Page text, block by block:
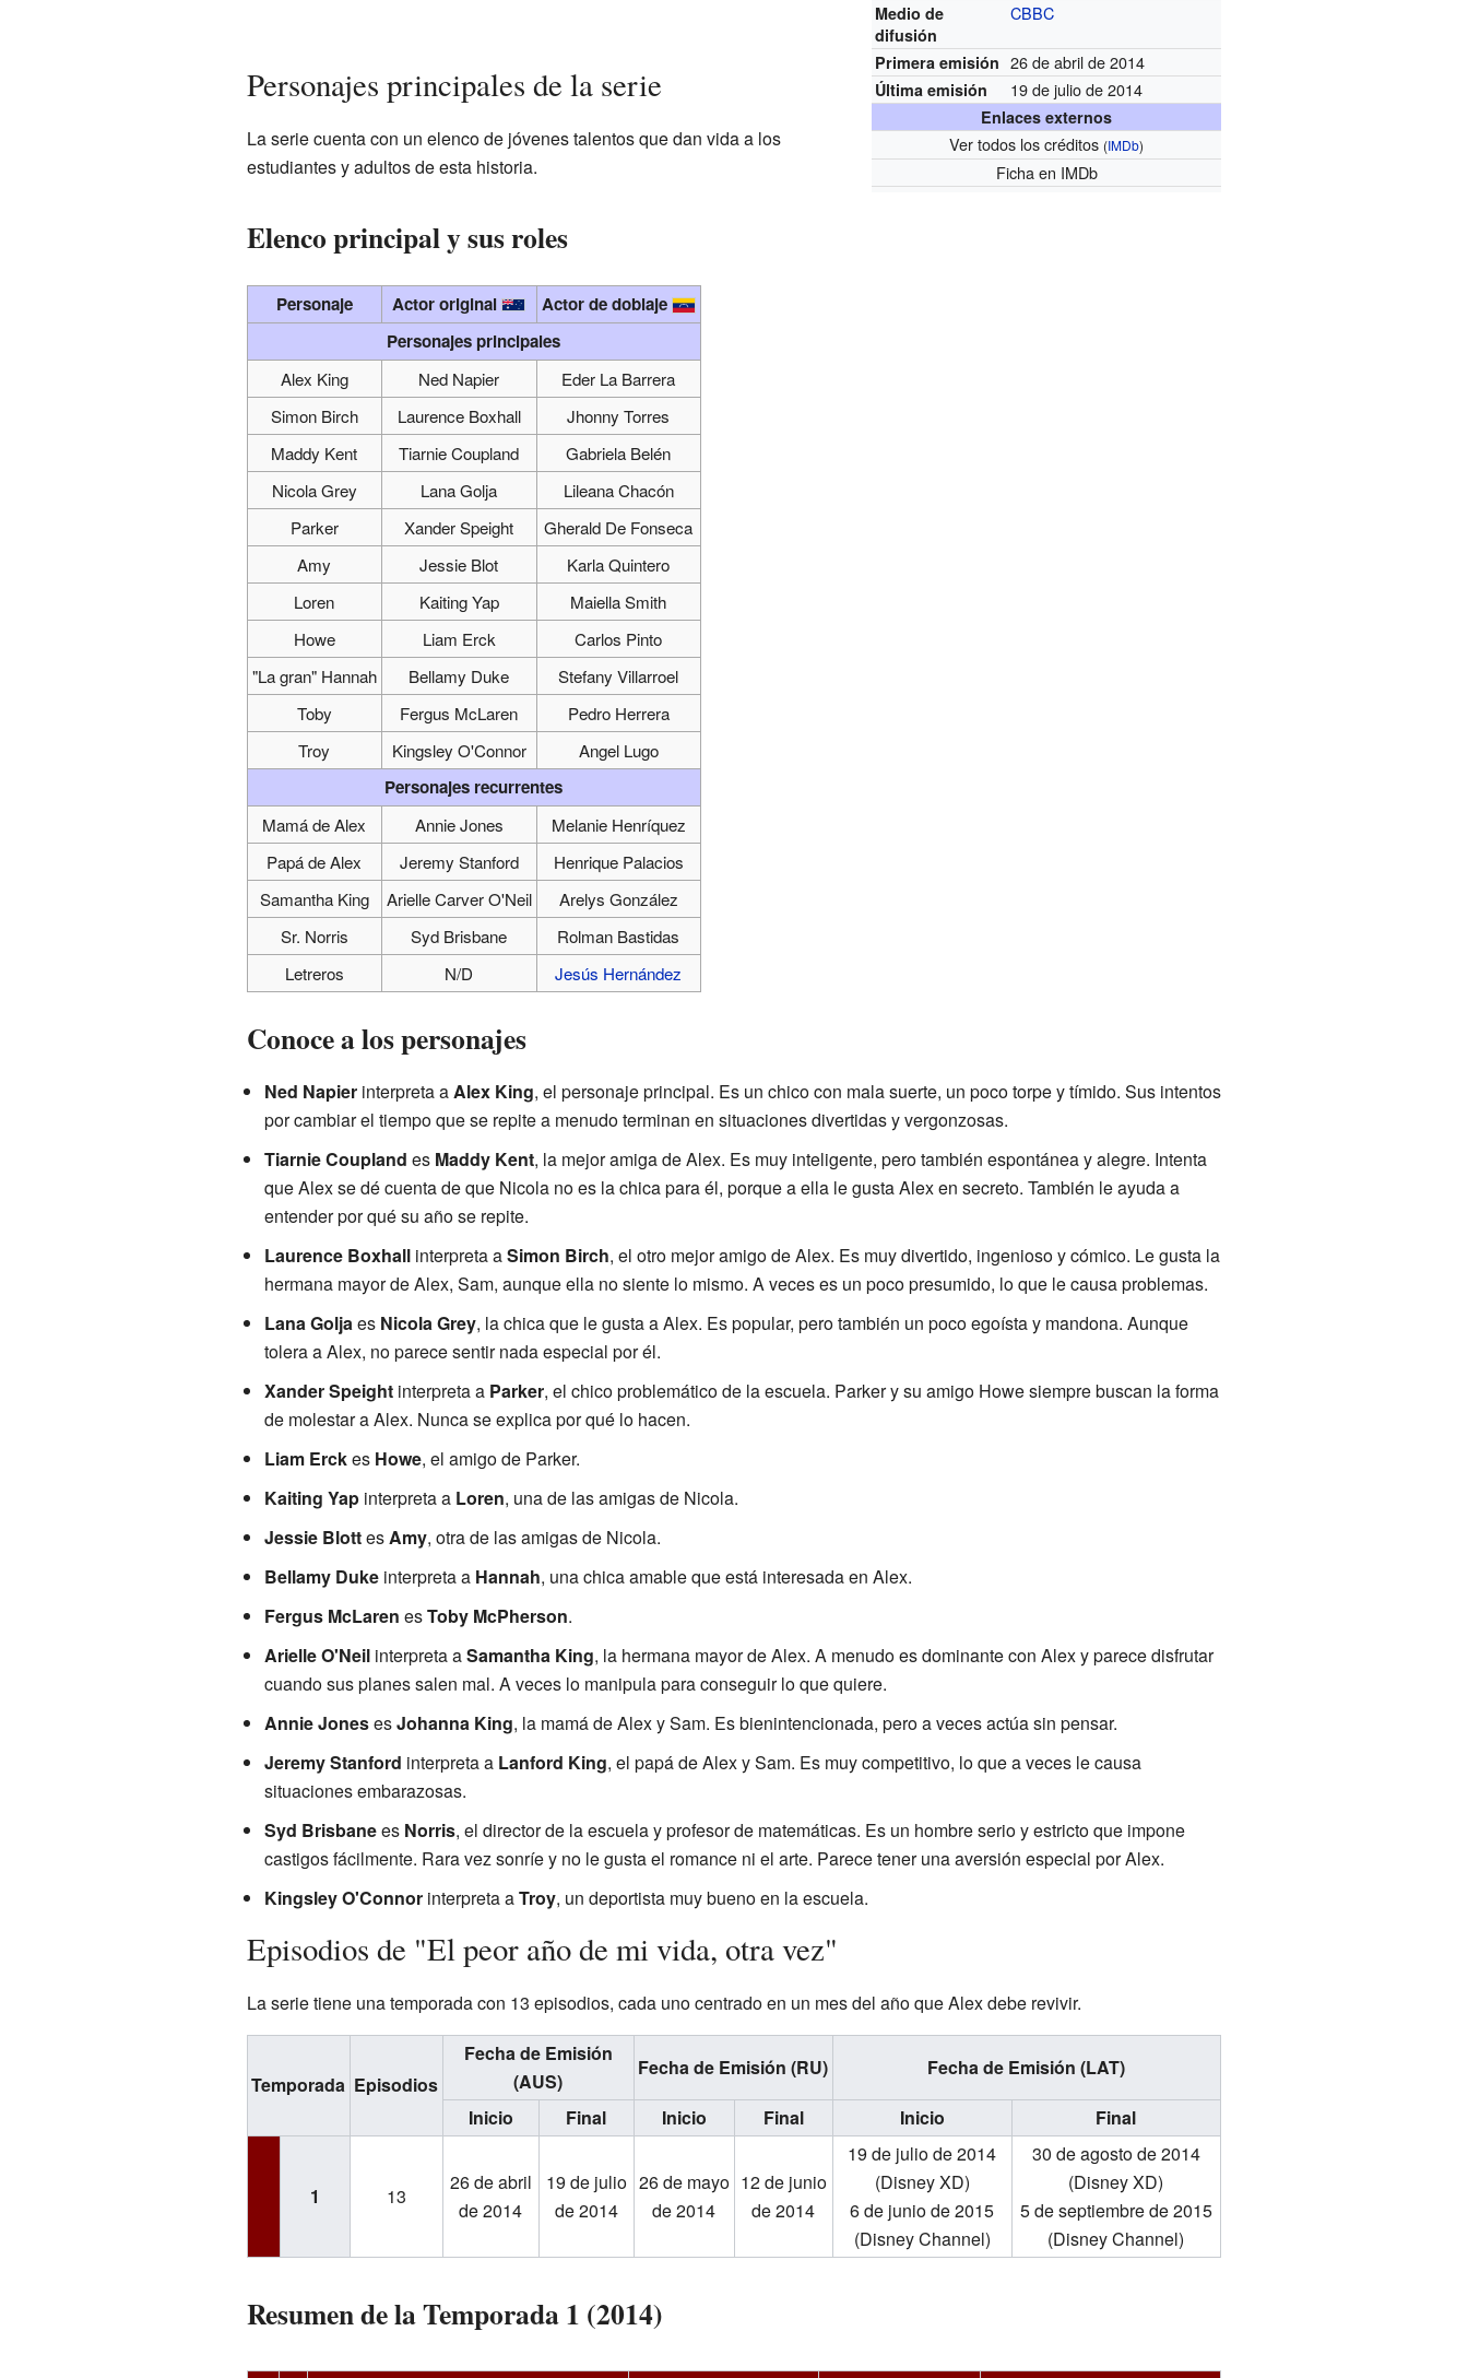
Medio de
difusión
CBBC
Primera emisión 26 de abril de 2014
Última emisión 19 de julio de 2014
Enlaces externos
Ver todos los créditos (IMDb)
Fichaen IMDb
Personajes principales de la serie
La serie cuenta con un elenco de jóvenes talentos que dan vida a los
estudiantes y adultos de esta historia.
Elenco principal y sus roles
Personaje Actor original
Actor de doblaje
Personajes principales
Alex King Ned Napier
Eder La Barrera
Simon Birch
Laurence Boxhall
Jhonny Torres
Maddy Kent
Tiarnie Coupland
Gabriela Belén
Nicola Grey
Lana Golja
Lileana Chacón
Parker
Xander Speight
Gherald De Fonseca
Amy
Jessie Blot
Karla Quintero
Loren
Kaiting Yap
Maiella Smith
Howe
Liam Erck
Carlos Pinto
"La gran" Hannah
Bellamy Duke
Stefany Villarroel
Toby
Fergus McLaren
Pedro Herrera
Troy
Kingsley O'Connor Angel Lugo
Personajes recurrentes
Mamá de Alex Annie Jones
Melanie Henríquez
Papá de Alex
Jeremy Stanford
Henrique Palacios
Samantha King
Arielle Carver O'Neil
Arelys González
Sr. Norris
Syd Brisbane
Rolman Bastidas
Letreros
N/D Jesús Hernández
Conoce a los personajes
Ned Napierinterpreta aAlex King, el personaje principal. Es un chico con mala suerte, un poco torpe y tímido. Sus intentos
por cambiar el tiempo que se repite a menudo terminan en situaciones divertidas y vergonzosas.
Tiarnie Coupland es Maddy Kent, la mejor amiga de Alex. Es muy inteligente, pero también espontánea y alegre. Intenta
que Alex se dé cuenta de que Nicola no es la chica para él, porque a ella le gusta Alex en secreto. También le ayuda a
entender por qué su año se repite.
Laurence Boxhallinterpreta aSimon Birch, el otro mejor amigo de Alex. Es muy divertido, ingenioso y cómico. Le gusta la
hermana mayor de Alex, Sam, aunque ella no siente lo mismo. A veces es un poco presumido, lo que le causa problemas.
Lana Goljaes Nicola Grey, la chica que le gusta a Alex. Es popular, pero también un poco egoísta y mandona. Aunque
tolera a Alex, no parece sentir nada especial por él.
Xander Speightinterpreta a Parker, el chico problemático de la escuela. Parker y su amigo Howe siempre buscan la forma
de molestar a Alex. Nunca se explica por qué lo hacen.
Liam Erckes Howe, el amigo de Parker.
Kaiting Yapinterpreta a Loren, una de las amigas de Nicola.
Jessie BlottesAmy, otra de las amigas de Nicola.
Bellamy Dukeinterpreta a Hannah, una chica amable que está interesada en Alex.
Fergus McLaren esToby McPherson.
Arielle O'Neilinterpreta aSamantha King, la hermana mayor de Alex. A menudo es dominante con Alex y parece disfrutar
cuando sus planes salen mal. A veces lo manipula para conseguir lo que quiere.
Annie JonesesJohanna King, la mamá de Alex y Sam. Es bienintencionada, pero a veces actúa sin pensar.
Jeremy Stanford interpreta a Lanford King, el papá de Alex y Sam. Es muy competitivo, lo que a veces le causa
situaciones embarazosas.
Syd Brisbanees Norris, el director de la escuela y profesor de matemáticas. Es un hombre serio y estricto que impone
castigos fácilmente. Rara vez sonríe y no le gusta el romance ni el arte. Parece tener una aversión especial por Alex.
Kingsley O'Connorinterpreta aTroy, un deportista muy bueno en la escuela.
Episodios de "El peor año de mi vida, otra vez"
La serie tiene una temporada con 13 episodios, cada uno centrado en un mes del año que Alex debe revivir.
Temporada Episodios
Fecha de Emisión
(AUS)
Fecha de Emisión (RU)
Fecha de Emisión (LAT)
Inicio
Final Inicio Final Inicio Final
1 13
26 de abril
de 2014
19 de julio
de 2014
26 de mayo
de 2014
12 de junio
de 2014
19 de julio de 2014
(Disney XD)
6 de junio de 2015
(Disney Channel)
30 de agosto de 2014
(Disney XD)
5 de septiembre de 2015
(Disney Channel)
Resumen de la Temporada 1 (2014)